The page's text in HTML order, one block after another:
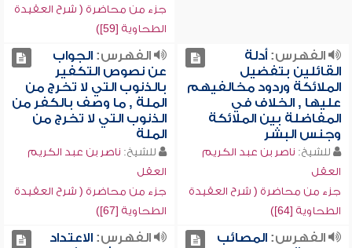
جزء من محاضرة ( شرح العقيدة
الطحاوية [59])
الفهرس:أدلة
القائلين بتفضيل
الملائكة وردود مخالفيهم
عليها , الخلاف في
المفاضلة بين الملائكة
وجنس البشر
للشيخ: ناصر بن عبد الكريم
العقل
جزء من محاضرة ( شرح العقيدة
الطحاوية [64])
الفهرس:الجواب
عن نصوص التكفير
بالذنوب التي لا تخرج من
الملة , ما وصف بالكفر من
الذنوب التي لا تخرج من
الملة
للشيخ: ناصر بن عبد الكريم
العقل
جزء من محاضرة ( شرح العقيدة
الطحاوية [67])
الفهرس:المصائب
الفهرس:الاعتداد